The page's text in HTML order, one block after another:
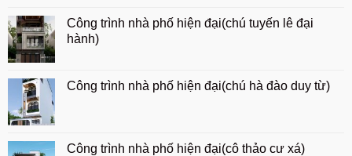
Công trình nhà phố hiện đại(chú tuyến lê đại
hành)
Công trình nhà phố hiện đại(chú hà đào duy từ)
Công trình nhà phố hiện đại(cô thảo cư xá)